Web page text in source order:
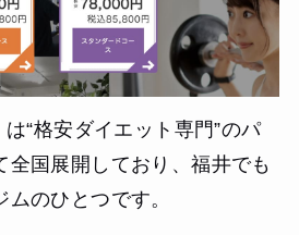
“格安ダイエット専門”のパ
全国展開しており、福井でも
のひとつです。